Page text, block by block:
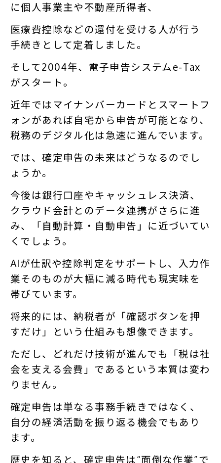
に個人事業主や不動産所得者、
医療費控除などの還付を受ける人が行う
手続きとして定着しました。
そして2004年、電子申告システムe-Tax
がスタート。
近年ではマイナンバーカードとスマートフ
ォンがあれば自宅から申告が可能となり、
税務のデジタル化は急速に進んでいます。
では、確定申告の未来はどうなるのでし
ょうか。
今後は銀行口座やキャッシュレス決済、
クラウド会計とのデータ連携がさらに進
み、「自動計算・自動申告」に近づいてい
くでしょう。
AIが仕訳や控除判定をサポートし、入力作
業そのものが大幅に減る時代も現実味を
帯びています。
将来的には、納税者が「確認ボタンを押
すだけ」という仕組みも想像できます。
ただし、どれだけ技術が進んでも「税は社
会を支える会費」であるという本質は変わ
りません。
確定申告は単なる事務手続きではなく、
自分の経済活動を振り返る機会でもあり
ます。
歴史を知ると、確定申告は“面倒な作業”で